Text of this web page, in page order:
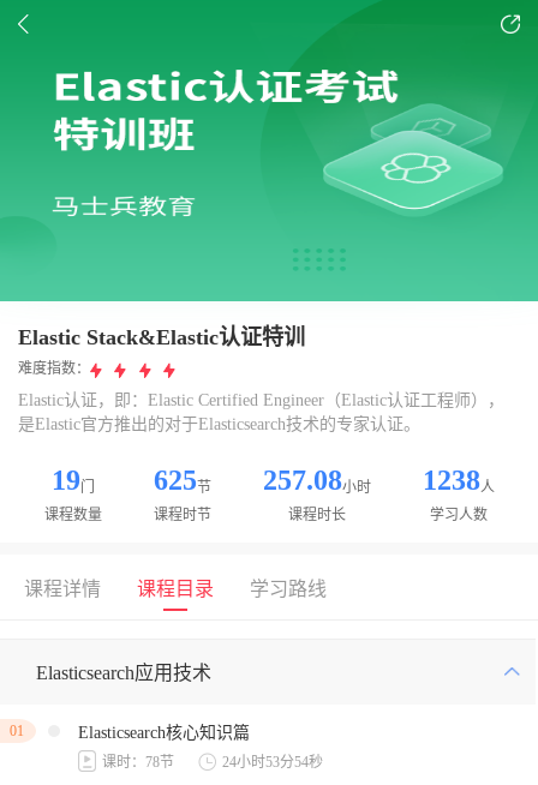
Elastic Stack&Elastic认证特训
难度指数：
Elastic认证，即：Elastic Certified Engineer（Elastic认证工程师），
是Elastic官方推出的对于Elasticsearch技术的专家认证。
19门
课程数量
625节
课程时节
257.08小时
课程时长
1238人
学习人数
课程详情 课程目录 学习路线
Elasticsearch应用技术
01 Elasticsearch核心知识篇
课时：78节 24小时53分54秒